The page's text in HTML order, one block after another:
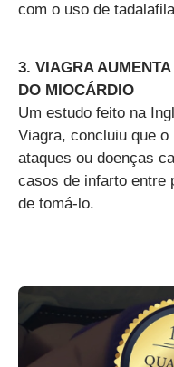
com o uso de
3. VIAGRA
DO MIOCÁRDIO
Um estudo feito na
Viagra, concluiu que
ataques ou doenças
casos de infarto entre
de tomá-lo.